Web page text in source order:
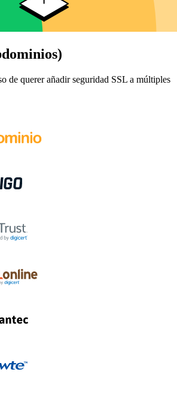
de querer añadir seguridad SSL a múltiples